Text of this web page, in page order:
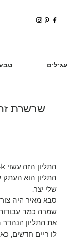
עגילים
שרשרת
התליון הזה עשוי 14k ויש מאחוריו סיפור קטן:
התליון הוא
שלי יצר.
סבא מאיר היה
שמרה כמה
את התליון
לו חיים חדשים,